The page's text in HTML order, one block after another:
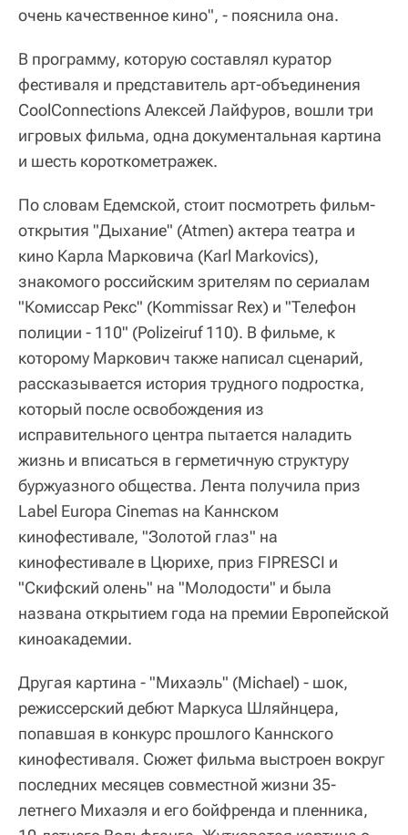
очень качественное кино", - пояснила она.
В программу, которую составлял куратор
фестиваля и представитель арт-объединения
CoolConnections Алексей Лайфуров, вошли три
игровых фильма, одна документальная картина
и шесть короткометражек.
По словам Едемской, стоит посмотреть фильм-
открытия "Дыхание" (Atmen) актера театра и
кино Карла Марковича (Karl Markovics),
знакомого российским зрителям по сериалам
"Комиссар Рекс" (Kommissar Rex) и "Телефон
полиции - 110" (Polizeiruf 110). В фильме, к
которому Маркович также написал сценарий,
рассказывается история трудного подростка,
который после освобождения из
исправительного центра пытается наладить
жизнь и вписаться в герметичную структуру
буржуазного общества. Лента получила приз
Label Europa Cinemas на Каннском
кинофестивале, "Золотой глаз" на
кинофестивале в Цюрихе, приз FIPRESCI и
"Скифский олень" на "Молодости" и была
названа открытием года на премии Европейской
киноакадемии.
Другая картина - "Михаэль" (Michael) - шок,
режиссерский дебют Маркуса Шляйнцера,
попавшая в конкурс прошлого Каннского
кинофестиваля. Сюжет фильма выстроен вокруг
последних месяцев совместной жизни 35-
летнего Михаэля и его бойфренда и пленника,